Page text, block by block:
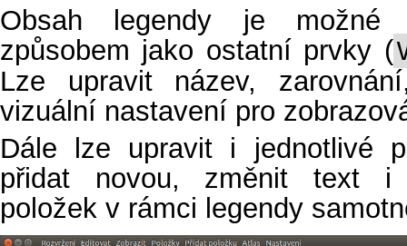
Obsah legendy je možné
způsobem jako ostatní prvky (
Lze upravit název,
vizuální nastavení pro
Dále lze upravit i jednotlivé
přidat novou, změnit text i
položek v rámci legendy